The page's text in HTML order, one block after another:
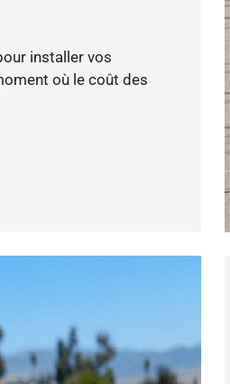
installer vos
où le coût des